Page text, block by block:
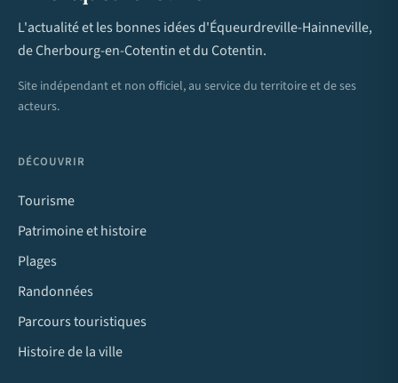
L'actualité et les bonnes idées d'Équeurdreville-Hainneville,
de Cherbourg-en-Cotentin et du Cotentin.
Site indépendant et non officiel, au service du territoire et de ses
acteurs.
DÉCOUVRIR
Tourisme
Patrimoine et histoire
Plages
Randonnées
Parcours touristiques
Histoire de la ville